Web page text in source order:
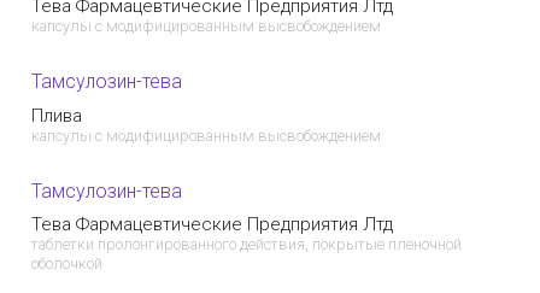
Тева Фармацевтические Предприятия Лтд
капсулы с модифицированным высвобождением
Тамсулозин-тева
Плива
капсулы с модифицированным высвобождением
Тамсулозин-тева
Тева Фармацевтические Предприятия Лтд
таблетки пролонгированного действия, покрытые пленочной
оболочкой